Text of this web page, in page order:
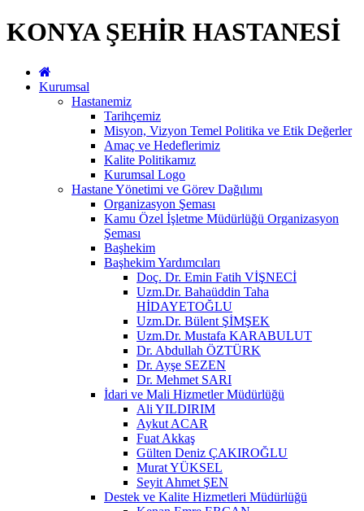
KONYA ŞEHİR HASTANESİ
Kurumsal
Hastanemiz
Tarihçemiz
Misyon, Vizyon Temel Politika ve Etik Değerler
Amaç ve Hedeflerimiz
Kalite Politikamız
Kurumsal Logo
Hastane Yönetimi ve Görev Dağılımı
Organizasyon Şeması
Kamu Özel İşletme Müdürlüğü Organizasyon
Şeması
Başhekim
Başhekim Yardımcıları
Doç. Dr. Emin Fatih VİŞNECİ
Uzm.Dr. Bahaüddin Taha
HİDAYETOĞLU
Uzm.Dr. Bülent ŞİMŞEK
Uzm.Dr. Mustafa KARABULUT
Dr. Abdullah ÖZTÜRK
Dr. Ayşe SEZEN
Dr. Mehmet SARI
İdari ve Mali Hizmetler Müdürlüğü
Ali YILDIRIM
Aykut ACAR
Fuat Akkaş
Gülten Deniz ÇAKIROĞLU
Murat YÜKSEL
Seyit Ahmet ŞEN
Destek ve Kalite Hizmetleri Müdürlüğü